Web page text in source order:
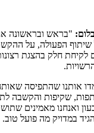
"בראש ובראשונה
שיתוף הפעולה, על
לקיחת חלק בהצגת
אותנו שהתפיסה
שקיפות והקשבה
ואנחנו מאמינים
במדויק מה פועל טוב.